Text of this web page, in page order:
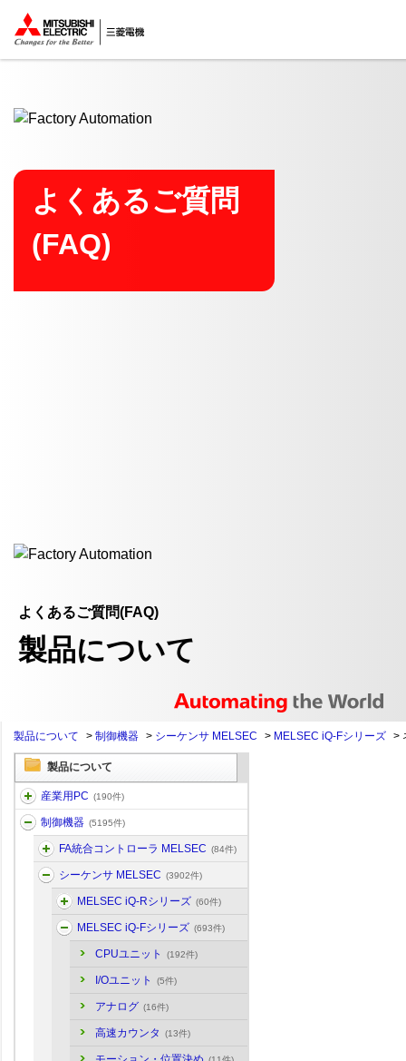
ここから本文
よくあるご質問
(FAQ)
よくあるご質問(FAQ)
製品について
製品について > 制御機器 > シーケンサ MELSEC > MELSEC iQ-Fシリーズ >
製品について
産業用PC (190件)
制御機器 (5195件)
FA統合コントローラ MELSEC (84件)
シーケンサ MELSEC (3902件)
MELSEC iQ-Rシリーズ (60件)
MELSEC iQ-Fシリーズ (693件)
CPUユニット (192件)
I/Oユニット (5件)
アナログ (16件)
高速カウンタ (13件)